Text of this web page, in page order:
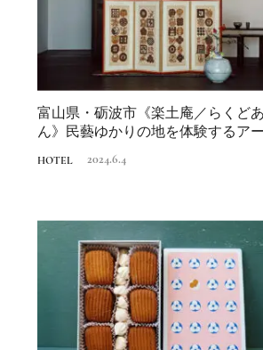
富山県・砺波市《楽土庵／らくどあ
ん》民藝ゆかりの地を体験するア
HOTEL 2024.6.4